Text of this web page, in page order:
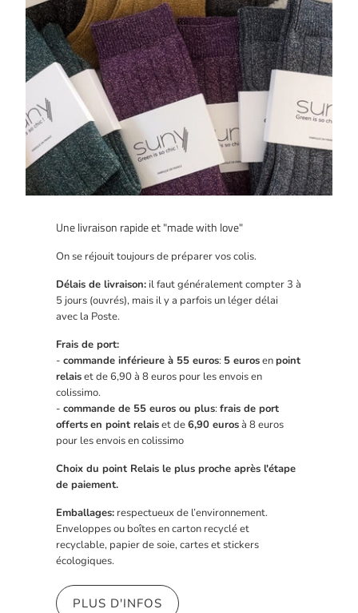
Une livraison rapide et "made with love"
On se réjouit toujours de préparer vos colis.
Délais de livraison: il faut généralement compter 3 à
5 jours (ouvrés), mais il y a parfois un léger délai
avec la Poste.
Frais de port:
-commande inférieure à 55 euros: 5 eurosenpoint
relaiset de 6,90 à 8 euros pour les envois en
colissimo.
-commande de 55 euros ou plus:frais de port
offertsen point relaiset de6,90 eurosà 8 euros
pour les envois en colissimo
Choix du point Relais le plus proche après l'étape
de paiement.
Emballages: respectueux de l’environnement.
Enveloppes ou boîtes en carton recyclé et
recyclable, papier de soie, cartes et stickers
écologiques.
PLUS D'INFOS